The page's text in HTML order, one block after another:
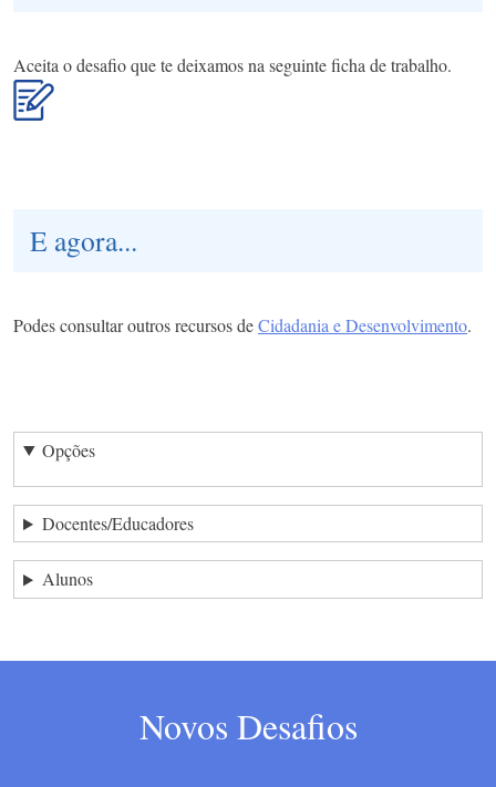
Aceita o desafio que te deixamos na seguinte ficha de trabalho.
E agora...
Podes consultar outros recursos deCidadania e Desenvolvimento.
Opções
Docentes/Educadores
Alunos
Novos Desafios